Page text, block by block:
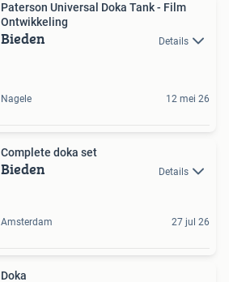
Paterson Universal Doka Tank - Film
Ontwikkeling
Bieden Details
Nagele 12 mei 26
Complete doka set
Bieden Details
Amsterdam 27 jul 26
Doka